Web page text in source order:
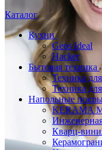
Каталог
Кухни
Geos Ideal
Hacker
Бытовая техника
Техника
Техника
Напольные
KERAMA
Кварц-